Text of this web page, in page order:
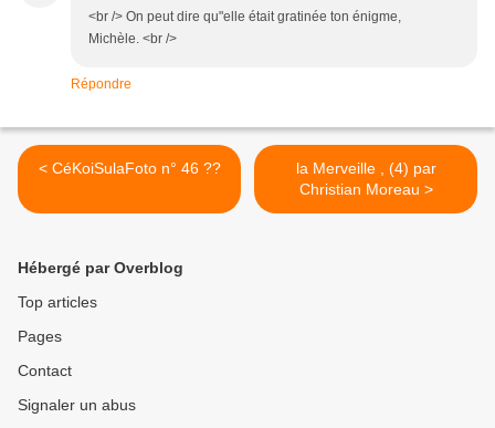
<br /> On peut dire qu"elle était gratinée ton énigme,
Michèle. <br />
Répondre
< CéKoiSulaFoto n° 46 ??
la Merveille , (4) par
Christian Moreau >
Hébergé par Overblog
Top articles
Pages
Contact
Signaler un abus